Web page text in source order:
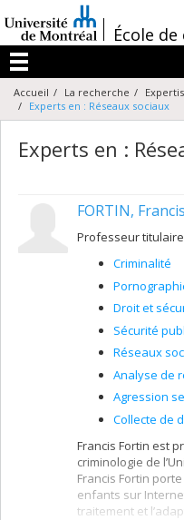
au
contenu
/École de
Menu
Accueil La recherche
Experts en : Réseaux sociaux
Experts en :
FORTIN, Francis
Professeur titulaire
Criminalité
Droit et
Sécurité
Réseaux
Analyse de
Agression
Collecte de
Francis Fortin est
criminologie de
Francis Fortin
enfants sur
traitement et